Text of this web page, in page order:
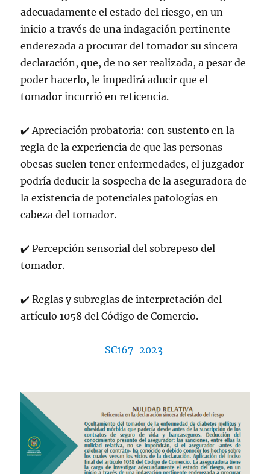
adecuadamente el estado del riesgo, en un
inicio a través de una indagación pertinente
enderezada a procurar del tomador su sincera
declaración, que, de no ser realizada, a pesar de
poder hacerlo, le impedirá aducir que el
tomador incurrió en reticencia.
✔ Apreciación probatoria: con sustento en la
regla de la experiencia de que las personas
obesas suelen tener enfermedades, el juzgador
podría deducir la sospecha de la aseguradora de
la existencia de potenciales patologías en
cabeza del tomador.
✔ ️Percepción sensorial del sobrepeso del
tomador.
✔ ️Reglas y subreglas de interpretación del
artículo 1058 del Código de Comercio.
SC167-2023